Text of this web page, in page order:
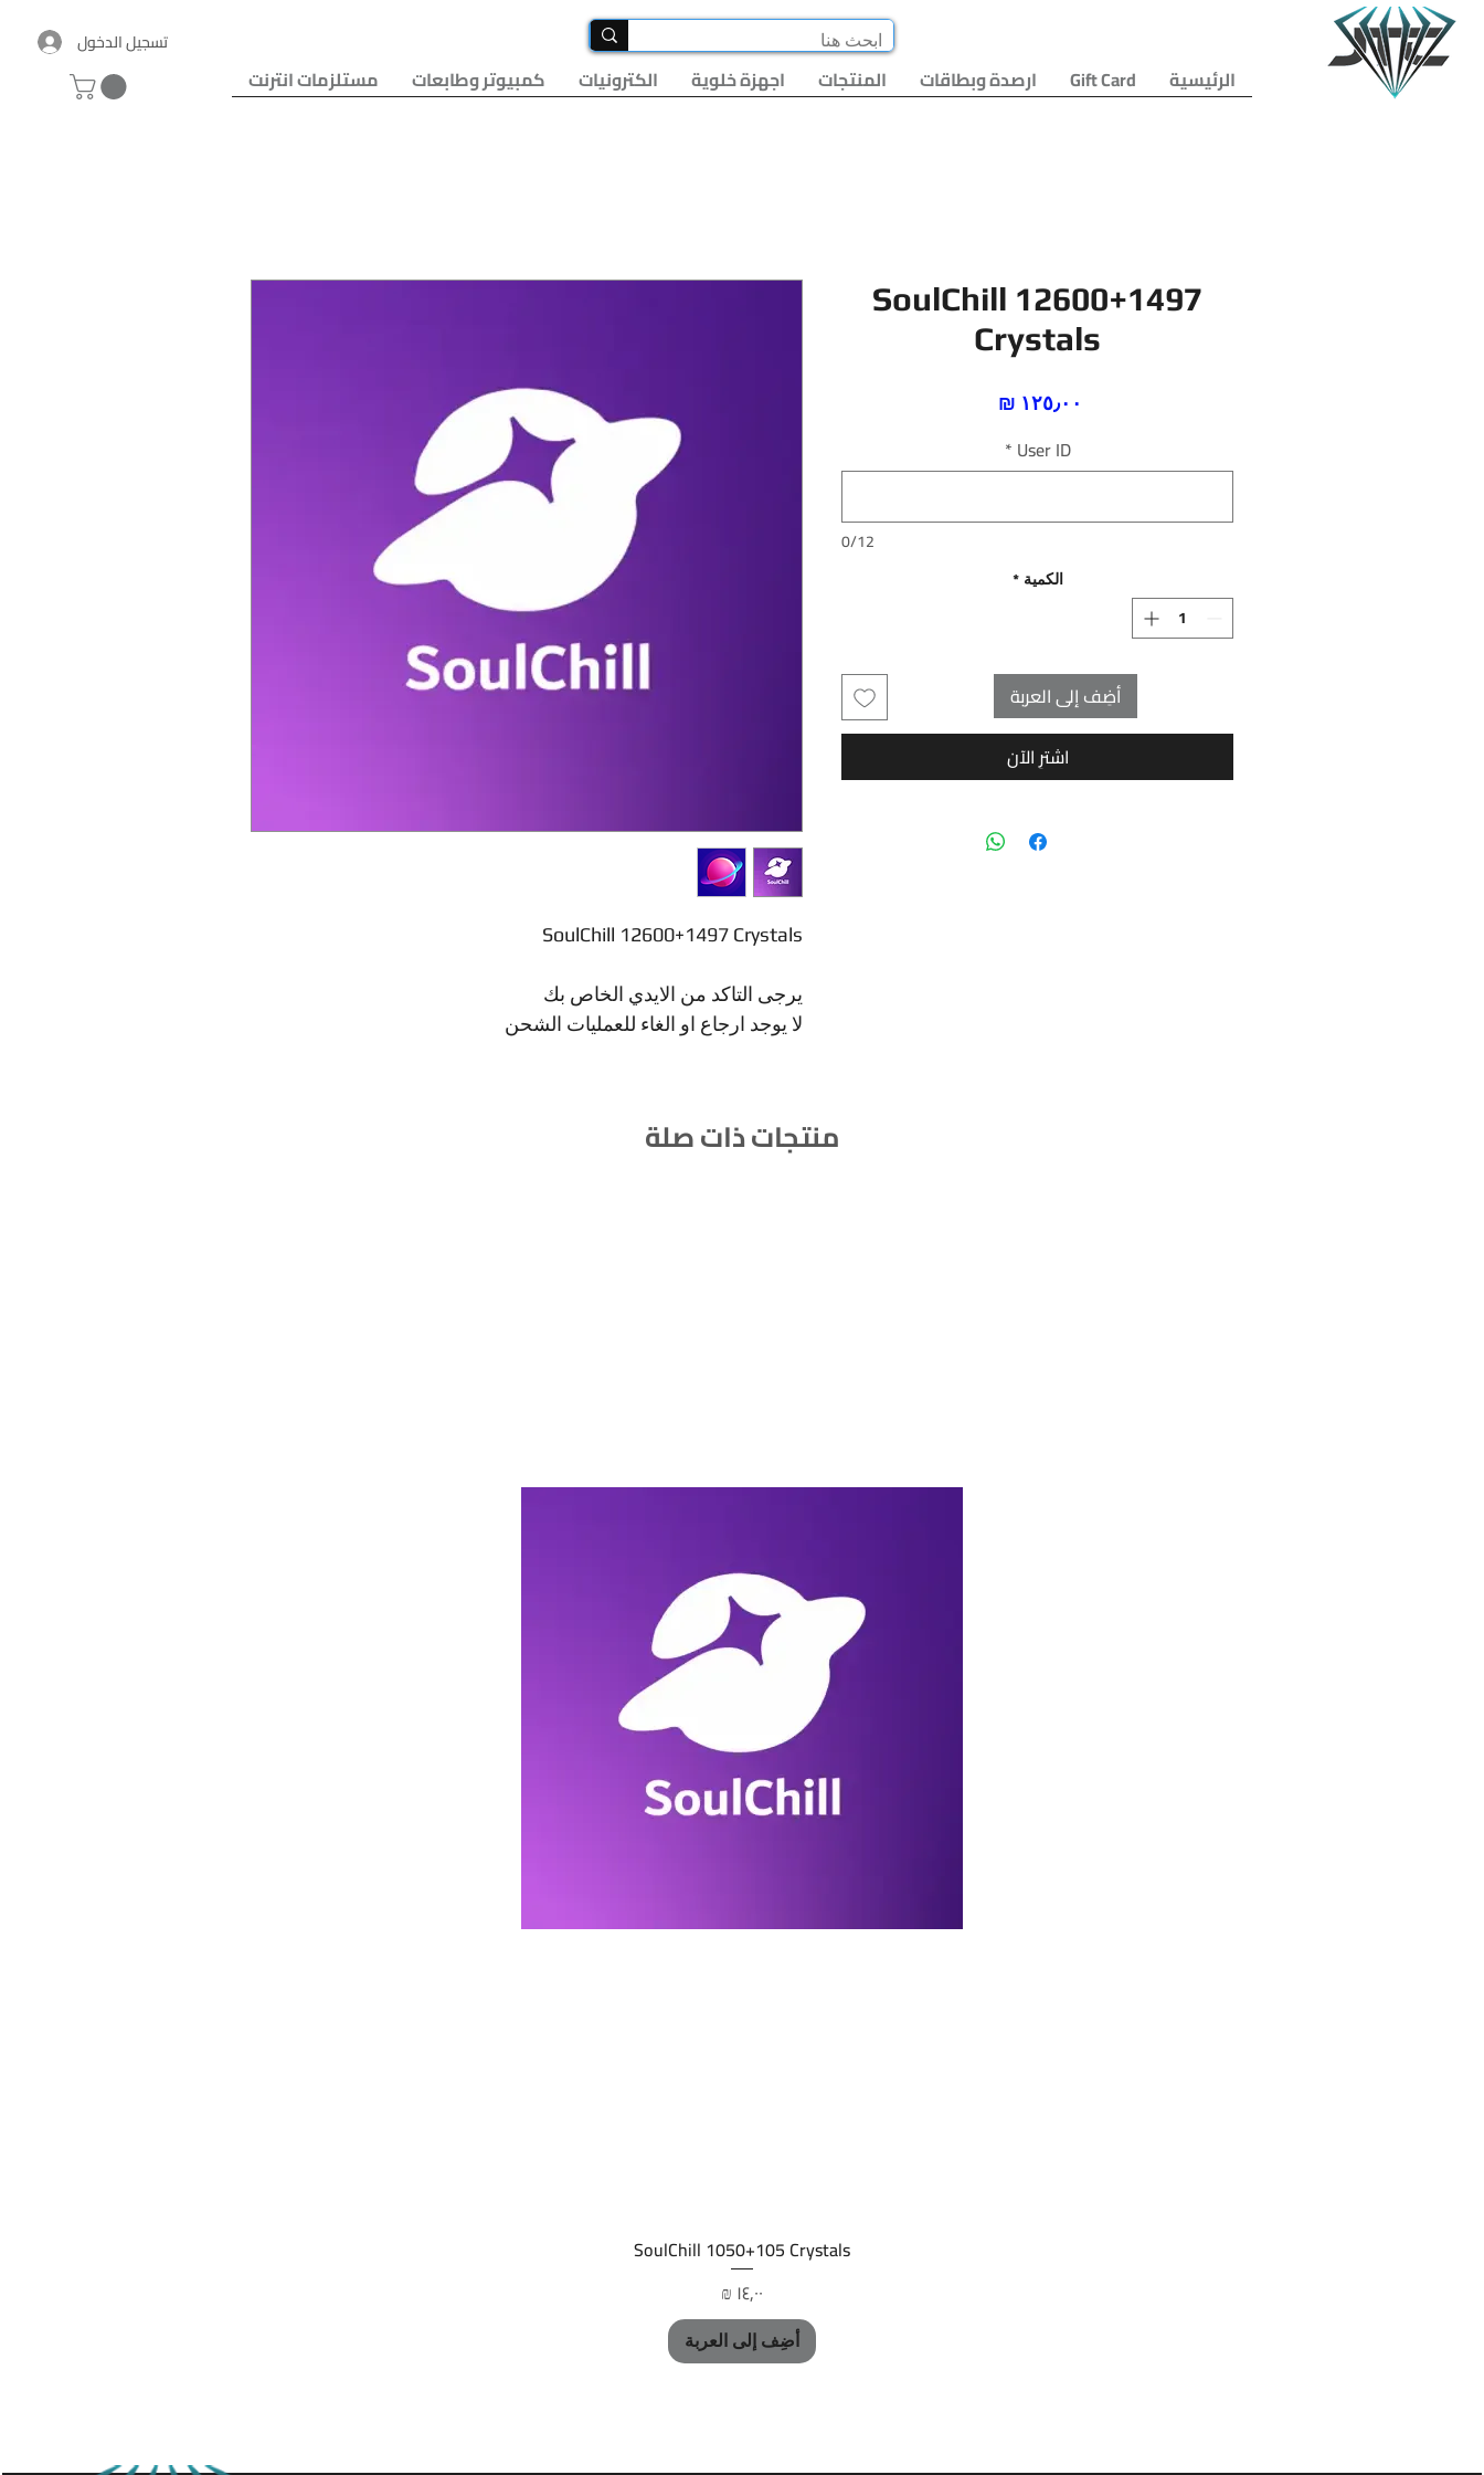
تسجيل الدخول
الرئيسية Gift Card ارصدة وبطاقات المنتجات اجهزة خلوية الكترونيات كمبيوتر وطابعات مستلزمات انترنت
SoulChill 12600+1497 Crystals
يرجى التاكد من الايدي الخاص بك
لا يوجد ارجاع او الغاء للعمليات الشحن
SoulChill 12600+1497
Crystals
User ID
*
0/12
الكمية *
أضِف إلى العربة
اشترِ الآن
منتجات ذات صلة
العرض السريع
SoulChill 1050+105 Crystals
السعر
أضِف إلى العربة